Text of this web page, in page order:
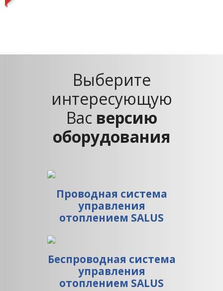
Выберите
интересующую
Вас версию
оборудования
Проводная система
управления
отоплением SALUS
Беспроводная система
управления
отоплением SALUS